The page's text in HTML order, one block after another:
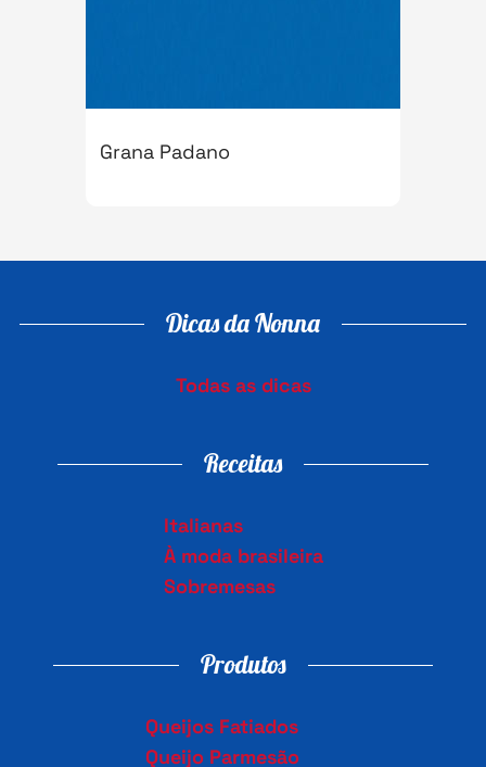
Grana Padano
Dicas da Nonna
Todas as dicas
Receitas
Italianas
À moda brasileira
Sobremesas
Produtos
Queijos Fatiados
Queijo Parmesão